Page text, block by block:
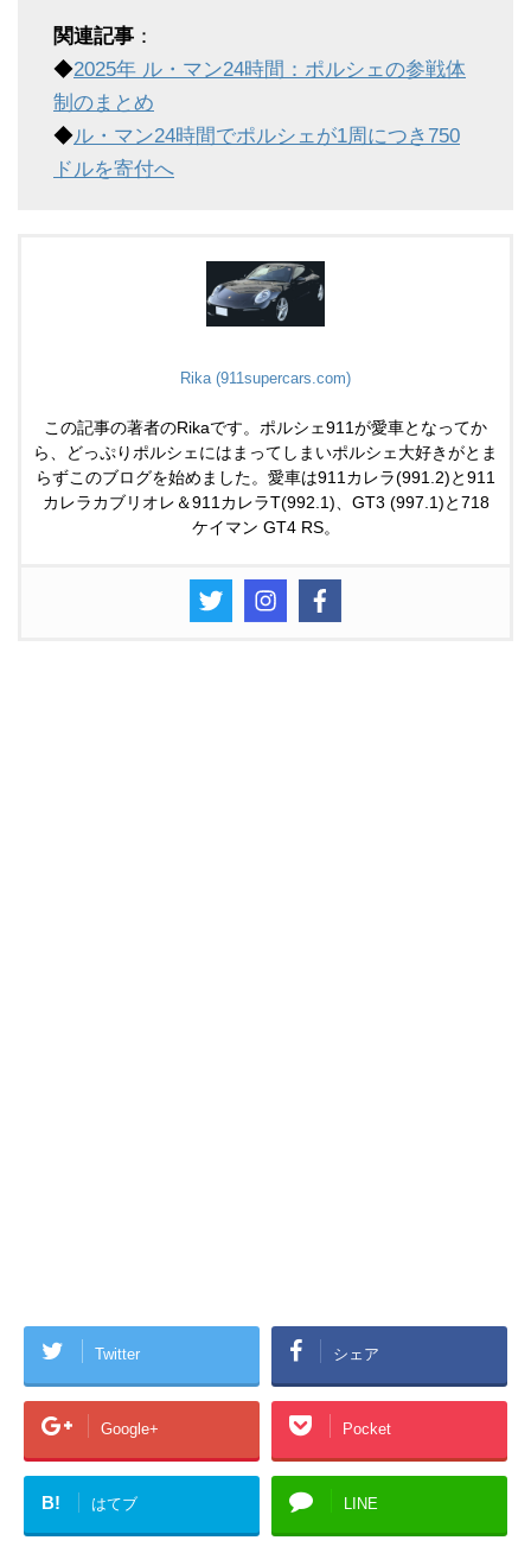
関連記事 ：
◆2025年 ル・マン24時間：ポルシェの参戦体
制のまとめ
◆ル・マン24時間でポルシェが1周につき750
ドルを寄付へ
Rika (911supercars.com)
この記事の著者のRikaです。ポルシェ911が愛車となってか
ら、どっぷりポルシェにはまってしまいポルシェ大好きがとま
らずこのブログを始めました。愛車は911カレラ(991.2)と911
カレラカブリオレ＆911カレラT(992.1)、GT3 (997.1)と718
ケイマン GT4 RS。
Twitter シェア
Google+ Pocket
B! はてブ LINE